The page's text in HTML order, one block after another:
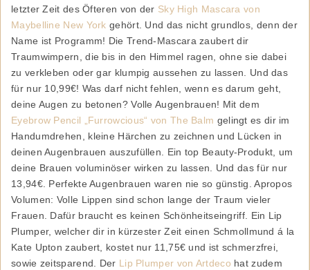
letzter Zeit des Öfteren von der Sky High Mascara von
Maybelline New York gehört. Und das nicht grundlos, denn der
Name ist Programm! Die Trend-Mascara zaubert dir
Traumwimpern, die bis in den Himmel ragen, ohne sie dabei
zu verkleben oder gar klumpig aussehen zu lassen. Und das
für nur 10,99€! Was darf nicht fehlen, wenn es darum geht,
deine Augen zu betonen? Volle Augenbrauen! Mit dem
Eyebrow Pencil „Furrowcious“ von The Balm gelingt es dir im
Handumdrehen, kleine Härchen zu zeichnen und Lücken in
deinen Augenbrauen auszufüllen. Ein top Beauty-Produkt, um
deine Brauen voluminöser wirken zu lassen. Und das für nur
13,94€. Perfekte Augenbrauen waren nie so günstig. Apropos
Volumen: Volle Lippen sind schon lange der Traum vieler
Frauen. Dafür braucht es keinen Schönheitseingriff. Ein Lip
Plumper, welcher dir in kürzester Zeit einen Schmollmund á la
Kate Upton zaubert, kostet nur 11,75€ und ist schmerzfrei,
sowie zeitsparend. Der Lip Plumper von Artdeco hat zudem